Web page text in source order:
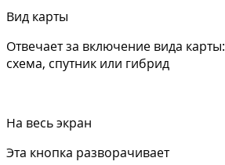
Вид карты
Отвечает за включение вида карты:
схема, спутник или гибрид
На весь экран
Эта кнопка разворачивает